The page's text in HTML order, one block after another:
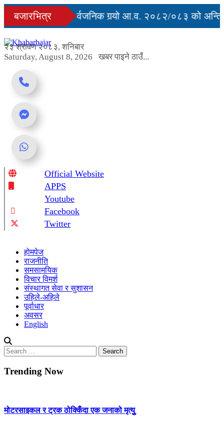
Skip
content
बजारभित्र
सरकारले सार्वजनिक गर्‍यो आ.व. २०८२/०८३ को अन्तिम
२३ श्रावण २०८३, शनिबार
Saturday, August 8, 2026
खबर पाइने ठाउँ...
Online News Portal
Official Website
APPS
Youtube
Facebook
Twitter
होमपेज
राजनीति
समसामयिक
विचार विमर्श
संस्थागत सेवा र सुशासन
उहिले-अहिले
पूर्वाधार
अवसर
English
Search
for:
Trending Now
मोटरसाइकल र ट्रक ठोक्किँदा एक जनाको मृत्युु